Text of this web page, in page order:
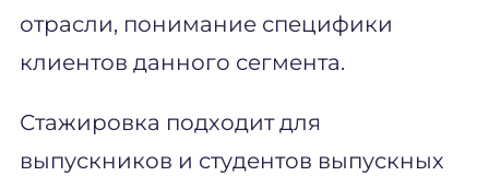
отрасли, понимание специфики
клиентов данного сегмента.
Стажировка подходит для
выпускников и студентов выпускных